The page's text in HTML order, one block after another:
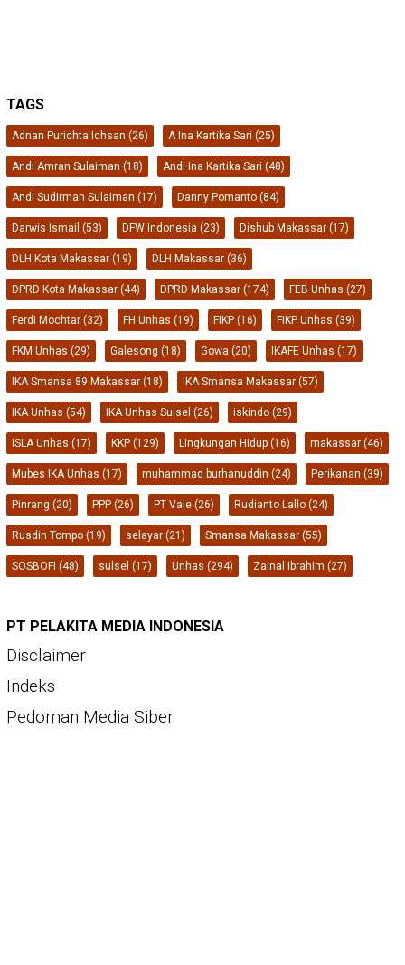
TAGS
Adnan Purichta Ichsan (26) A Ina Kartika Sari (25)
Andi Amran Sulaiman (18) Andi Ina Kartika Sari (48)
Andi Sudirman Sulaiman (17) Danny Pomanto (84)
Darwis Ismail (53) DFW Indonesia (23) Dishub Makassar (17)
DLH Kota Makassar (19) DLH Makassar (36)
DPRD Kota Makassar (44) DPRD Makassar (174) FEB Unhas (27)
Ferdi Mochtar (32) FH Unhas (19) FIKP (16) FIKP Unhas (39)
FKM Unhas (29) Galesong (18) Gowa (20) IKAFE Unhas (17)
IKA Smansa 89 Makassar (18) IKA Smansa Makassar (57)
IKA Unhas (54) IKA Unhas Sulsel (26) iskindo (29)
ISLA Unhas (17) KKP (129) Lingkungan Hidup (16) makassar (46)
Mubes IKA Unhas (17) muhammad burhanuddin (24) Perikanan (39)
Pinrang (20) PPP (26) PT Vale (26) Rudianto Lallo (24)
Rusdin Tompo (19) selayar (21) Smansa Makassar (55)
SOSBOFI (48) sulsel (17) Unhas (294) Zainal Ibrahim (27)
PT PELAKITA MEDIA INDONESIA
Disclaimer
Indeks
Pedoman Media Siber